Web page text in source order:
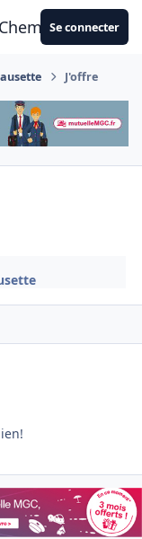
Se connecter
J'offre